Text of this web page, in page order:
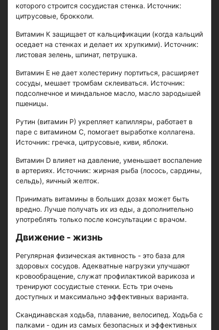
которого строится сосудистая стенка. Источник:
цитрусовые, брокколи.
Витамин К защищает от кальцификации (когда кальций
оседает на стенках и делает их хрупкими). Источник:
листовая зелень, шпинат, петрушка.
Витамин Е не дает холестерину портиться, расширяет
сосуды, мешает тромбам склеиваться. Источник:
подсолнечное и миндальное масло, масло зародышей
пшеницы.
Рутин (витамин Р) укрепляет капилляры, работает в
паре с витамином С, помогает выработке коллагена.
Источник: гречка, цитрусовые, киви, яблоки.
Витамин D влияет на давление, уменьшает воспаление
в артериях. Источник: жирная рыба (лосось, сардины,
сельдь), яичный желток.
Принимать витамины в больших дозах может быть
вредно. Лучше получать их из еды, а дополнительно
употреблять только после консультации с врачом.
Движение - жизнь
Регулярная физическая активность - это база для
здоровых сосудов. Адекватные нагрузки улучшают
кровообращение, служат профилактикой варикоза и
тренируют сосудистые стенки. Есть три очень
доступных и максимально эффективных варианта.
Скандинавская ходьба, плавание, велосипед. Ходьба с
палками - один из самых безопасных и эффективных